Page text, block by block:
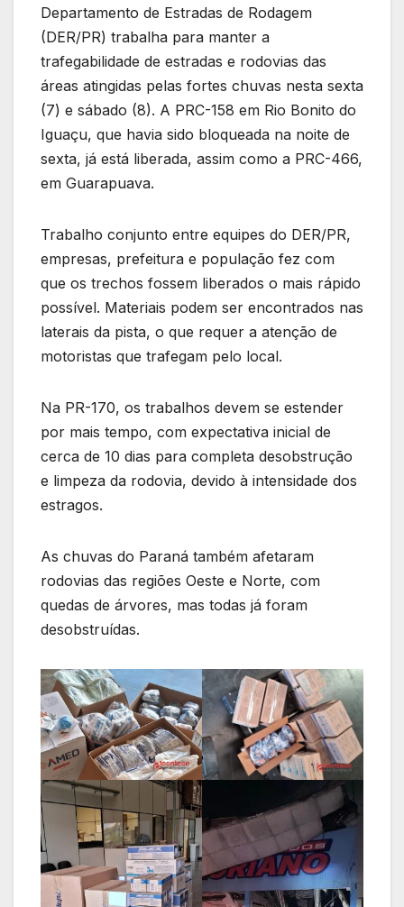
Departamento de Estradas de Rodagem
(DER/PR) trabalha para manter a
trafegabilidade de estradas e rodovias das
áreas atingidas pelas fortes chuvas nesta sexta
(7) e sábado (8). A PRC-158 em Rio Bonito do
Iguaçu, que havia sido bloqueada na noite de
sexta, já está liberada, assim como a PRC-466,
em Guarapuava.
Trabalho conjunto entre equipes do DER/PR,
empresas, prefeitura e população fez com
que os trechos fossem liberados o mais rápido
possível. Materiais podem ser encontrados nas
laterais da pista, o que requer a atenção de
motoristas que trafegam pelo local.
Na PR-170, os trabalhos devem se estender
por mais tempo, com expectativa inicial de
cerca de 10 dias para completa desobstrução
e limpeza da rodovia, devido à intensidade dos
estragos.
As chuvas do Paraná também afetaram
rodovias das regiões Oeste e Norte, com
quedas de árvores, mas todas já foram
desobstruídas.